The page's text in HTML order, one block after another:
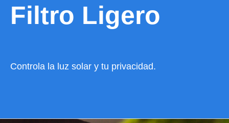
Filtro Ligero
Controla la luz solar y tu privacidad.